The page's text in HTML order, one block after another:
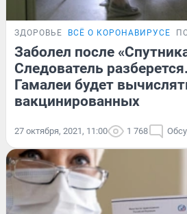
ЗДОРОВЬЕ ВСЁ О КОРОНАВИРУСЕ
Заболел после
Следователь
Гамалеи будет
вакцинированных
27 октября, 2021, 11:00 1 768